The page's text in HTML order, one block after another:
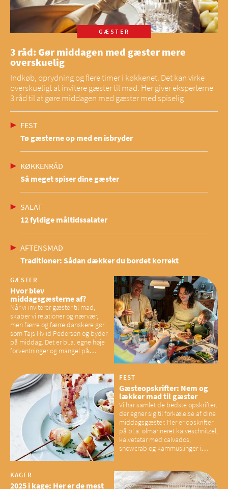
GÆSTER
3 råd: Gør middagen med gæster mere
overskuelig
Indkøb, oprydning og flere timer i køkkenet. Det kan virke
overskueligt at invitere gæster til mad. Her giver eksperterne
3 råd til at gøre middagen med gæster med spiselig
FEST
Tø gæsterne op med en isbryder
KØKKENRÅD
Så meget spiser dine gæster
SALAT
12 fyldige måltidssalater
AFTENSMAD
Traditioner: Sådan dækker du bordet korrekt
GÆSTER
Hvor blev
middagsgæsterne af?
Når vi inviterer gæster til mad,
skaber vi relationer og nærvær,
men færre og færre danskere gør
som Tajs Hviid Pedersen og byder
på middag. Det er bl.a. egne høje
forventninger og mangel på
have konsekvenser for vores
sociale fællesskaber
FEST
Gæsteopskrifter: Nem og
lækker mad til gæster
Vi har samlet de bedste opskrifter,
der egner sig til forkælelse af dine
middagsgæster. Her er opskrifter
på bl.a. ølmarineret kalveschnitzel,
kalvetatar med calvados,
snowcrab og kammuslinger i
KAGER
2025 i kage: Her er de mest